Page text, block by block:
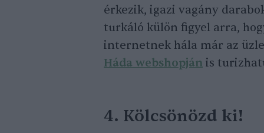
érkezik, igazi vagány
turkáló külön figyel arra,
internetnek hála már az
Háda webshopján is
4. Kölcsönözd ki!